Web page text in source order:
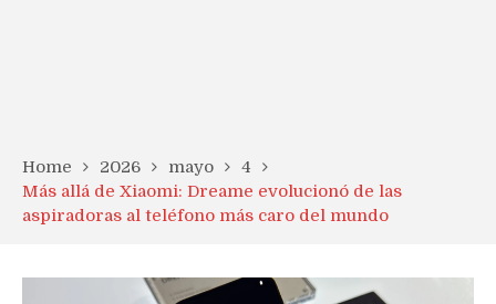
Home 2026 mayo
4
Más allá de Xiaomi: Dreame evolucionó de las
aspiradoras al teléfono más caro del mundo